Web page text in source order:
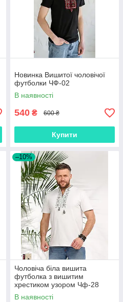
Новинка Вишитої чоловічої
футболки ЧФ-02
В наявності
540 ₴ 600 ₴
Купити
–10%
Чоловіча біла вишита
футболка з вишитим
хрестиком узором Чф-28
В наявності